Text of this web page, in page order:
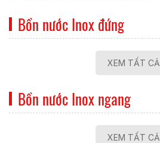
Bồn nước Inox đứng
XEM TẤT CẢ
Bồn nước Inox ngang
XEM TẤT CẢ